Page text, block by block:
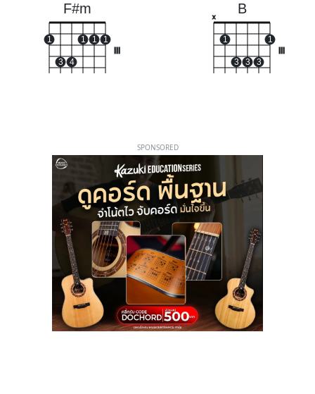
F#m
1
3 4
1 1 1
B
x
1
3 3 3
1
SPONSORED